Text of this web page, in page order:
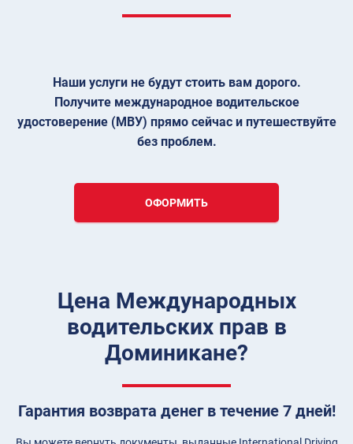
Наши услуги не будут стоить вам дорого.
Получите международное водительское
удостоверение (МВУ) прямо сейчас и путешествуйте
без проблем.
ОФОРМИТЬ
Цена Международных
водительских прав в
Доминикане?
Гарантия возврата денег в течение 7 дней!